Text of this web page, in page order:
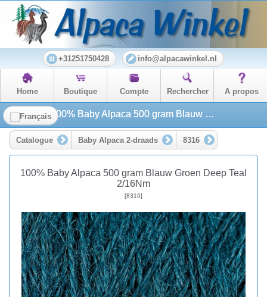
+31251750428 info@alpacawinkel.nl
Home Boutique Compte Rechercher A propos
100% Baby Alpaca 500 gram Blauw Groen Deep Teal 2/16Nm
Catalogue Baby Alpaca 2-draads 8316
100% Baby Alpaca 500 gram Blauw Groen Deep Teal
2/16Nm
[8316]